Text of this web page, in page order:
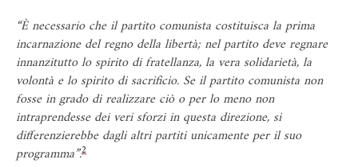
“È necessario che il partito comunista costituisca la prima
incarnazione del regno della libertà; nel partito deve regnare
innanzitutto lo spirito di fratellanza, la vera solidarietà, la
volontà e lo spirito di sacrificio. Se il partito comunista non
fosse in grado di realizzare ciò o per lo meno non
intraprendesse dei veri sforzi in questa direzione, si
differenzierebbe dagli altri partiti unicamente per il suo
programma”.2